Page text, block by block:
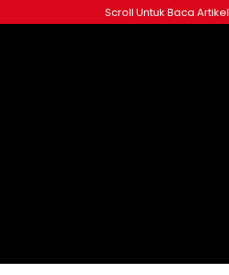
to
Scroll Untuk Baca Artikel